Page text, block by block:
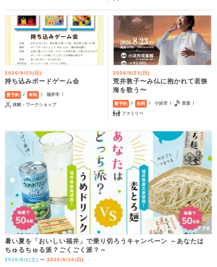
2026/8/23(日)
持ち込みボードゲーム会
要予約 有料 福井市
体験・ワークショップ
2026/8/23(日)
荒井敦子〜み仏に抱かれて若狭
海を歌う〜
要予約 有料 小浜市 音楽
ファミリー
暑い夏を「おいしい福井」で乗り切ろうキャンペーン ～あなたは
ちゅるちゅる派？ごくごく派？～
2026/8/1(土) 〜 2026/8/16(日)